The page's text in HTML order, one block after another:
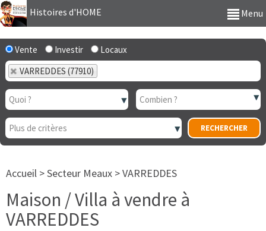
Histoires d'HOME Menu
Vente Investir
Locaux
VARREDDES (77910)
Accueil >Secteur Meaux >VARREDDES
Maison / Villa à vendre à
VARREDDES